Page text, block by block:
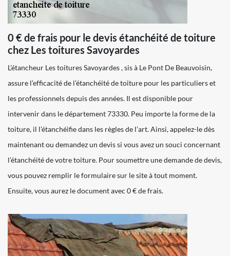
0 € de frais pour le devis étanchéité de toiture
chez Les toitures Savoyardes
L’étancheur Les toitures Savoyardes , sis à Le Pont De Beauvoisin,
assure l’efficacité de l’étanchéité de toiture pour les particuliers et
les professionnels depuis des années. Il est disponible pour
intervenir dans le département 73330. Peu importe la forme de la
toiture, il l’étanchéifie dans les règles de l’art. Ainsi, appelez-le dès
maintenant ou demandez un devis si vous avez un souci concernant
l’étanchéité de votre toiture. Pour soumettre une demande de devis,
vous pouvez remplir le formulaire sur le site à tout moment.
Ensuite, vous aurez le document avec 0 € de frais.